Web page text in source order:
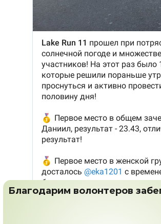
Благодарим волонтеров